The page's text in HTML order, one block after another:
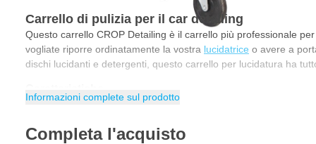
Carrello di pulizia per il car detailing
Questo carrello CROP Detailing è il carrello più professionale
vogliate riporre ordinatamente la vostra lucidatrice o avere a
dischi lucidanti e detergenti, questo carrello per lucidatura ha
Crea un look lussuoso per chi si occupa di car detailing,
Informazioni complete sul prodotto
Completa l'acquisto